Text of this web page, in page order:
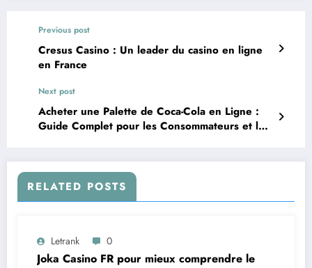
Previous post
Cresus Casino : Un leader du casino en ligne
en France
Next post
Acheter une Palette de Coca-Cola en Ligne :
Guide Complet pour les Consommateurs et les
RELATED POSTS
Letrank 0
Joka Casino FR pour mieux comprendre le